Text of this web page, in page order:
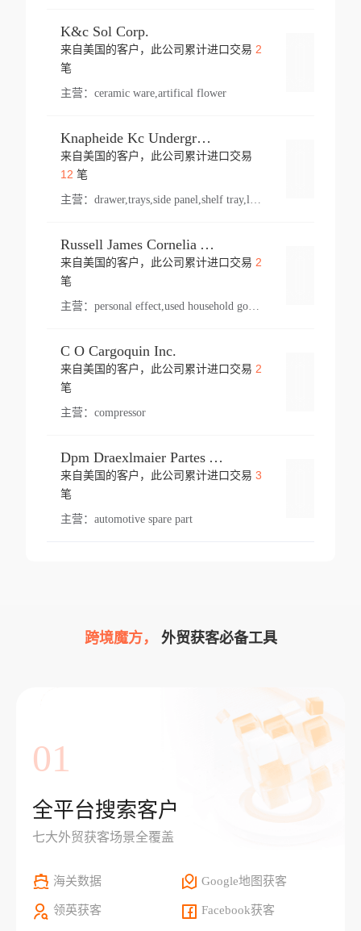
K&c Sol Corp.
来自美国的客户，此公司累计进口交易 2
笔
主营： ceramic ware,artifical flower
Knapheide Kc Underground
来自美国的客户，此公司累计进口交易
12 笔
主营：
Russell James Cornelia Arlington Va
来自美国的客户，此公司累计进口交易 2
笔
主营： personal effect,used household goods
C O Cargoquin Inc.
来自美国的客户，此公司累计进口交易 2
笔
主营： compressor
Dpm Draexlmaier Partes Automotrices Corr Ind Huejotzingo
来自美国的客户，此公司累计进口交易 3
笔
主营： automotive spare part
跨境魔方， 外贸获客必备工具
01
全平台搜索客户
七大外贸获客场景全覆盖
海关数据 Google地图获客
领英获客 Facebook获客